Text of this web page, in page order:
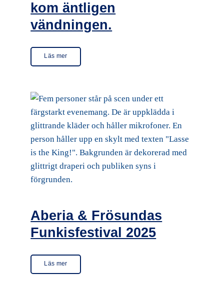
kom äntligen
vändningen.
Läs mer
Aberia & Frösundas
Funkisfestival 2025
Läs mer